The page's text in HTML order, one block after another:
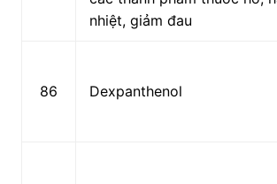
nhiệt, giảm đau
86 Dexpanthenol